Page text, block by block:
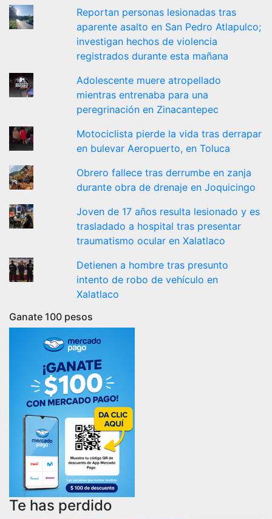
Reportan personas lesionadas tras
aparente asalto en San Pedro Atlapulco;
investigan hechos de violencia
registrados durante esta mañana
Adolescente muere atropellado
mientras entrenaba para una
peregrinación en Zinacantepec
Motociclista pierde la vida tras derrapar
en bulevar Aeropuerto, en Toluca
Obrero fallece tras derrumbe en zanja
durante obra de drenaje en Joquicingo
Joven de 17 años resulta lesionado y es
trasladado a hospital tras presentar
traumatismo ocular en Xalatlaco
Detienen a hombre tras presunto
intento de robo de vehículo en
Xalatlaco
Ganate 100 pesos
Te has perdido